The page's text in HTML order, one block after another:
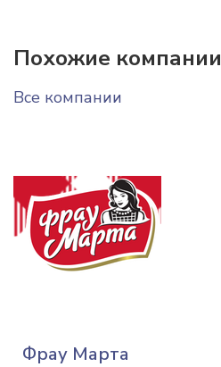
Похожие компании
Все компании
Фрау Марта